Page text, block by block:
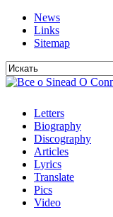
News
Links
Sitemap
Letters
Biography
Discography
Articles
Lyrics
Translate
Pics
Video